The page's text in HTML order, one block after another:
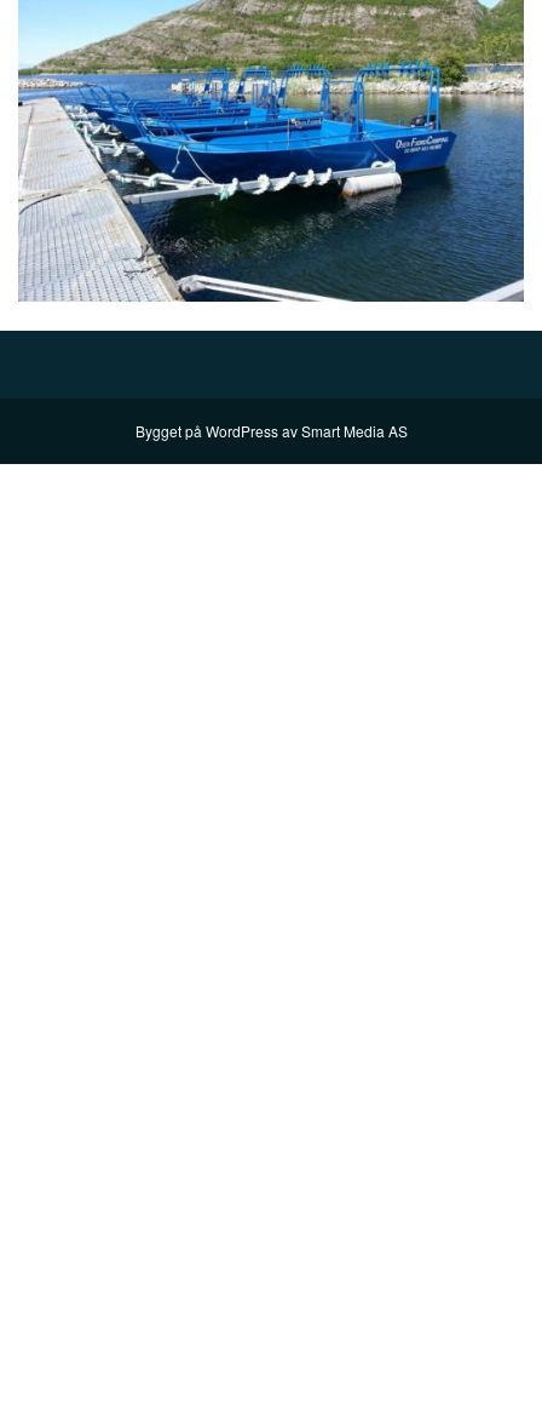
Bygget på WordPressavSmart Media AS